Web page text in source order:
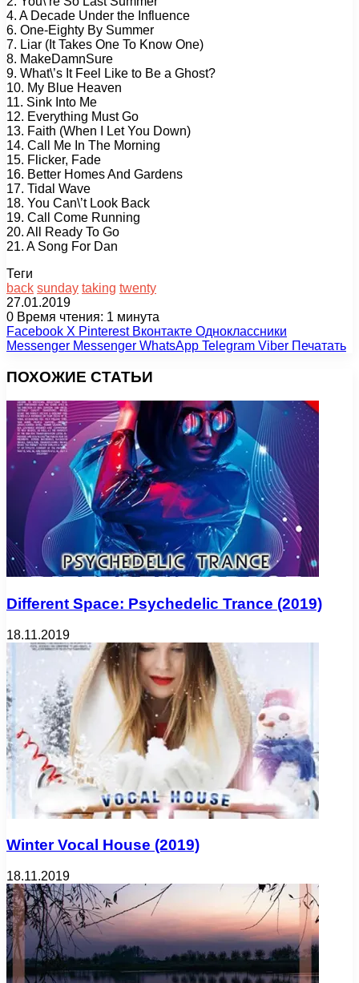
4. A Decade Under the Influence
6. One-Eighty By Summer
7. Liar (It Takes One To Know One)
8. MakeDamnSure
9. What\’s It Feel Like to Be a Ghost?
10. My Blue Heaven
11. Sink Into Me
12. Everything Must Go
13. Faith (When I Let You Down)
14. Call Me In The Morning
15. Flicker, Fade
16. Better Homes And Gardens
17. Tidal Wave
18. You Can\’t Look Back
19. Call Come Running
20. All Ready To Go
21. A Song For Dan
Теги
back sunday taking twenty
27.01.2019
0 Время чтения: 1 минута
Facebook X Pinterest Вконтакте Одноклассники
Messenger Messenger WhatsApp Telegram Viber Печатать
ПОХОЖИЕ СТАТЬИ
Different Space: Psychedelic Trance (2019)
18.11.2019
Winter Vocal House (2019)
18.11.2019